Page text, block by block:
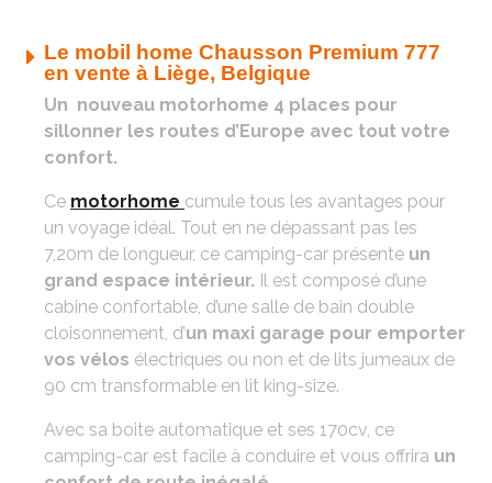
Le mobil home Chausson Premium 777
en vente à Liège, Belgique
Un nouveau motorhome 4 places pour
sillonner les routes d’Europe avec tout votre
confort.
Ce motorhome cumule tous les avantages pour
un voyage idéal. Tout en ne dépassant pas les
7,20m de longueur, ce camping-car présente un
grand espace intérieur. Il est composé d’une
cabine confortable, d’une salle de bain double
cloisonnement, d’un maxi garage pour emporter
vos vélos électriques ou non et de lits jumeaux de
90 cm transformable en lit king-size.
Avec sa boite automatique et ses 170cv, ce
camping-car est facile à conduire et vous offrira un